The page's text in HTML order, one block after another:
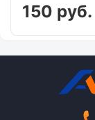
150 руб.